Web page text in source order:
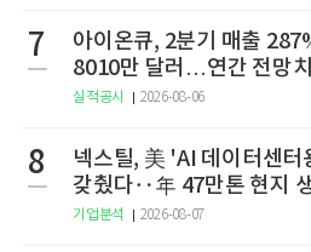
7
아이온큐, 2분기 매출
8010만 달러…연간 전망
실적공시 2026-08-06
8
넥스틸, 美 'AI 데이터센터
갖췄다‥年 47만톤 현지
기업분석 2026-08-07